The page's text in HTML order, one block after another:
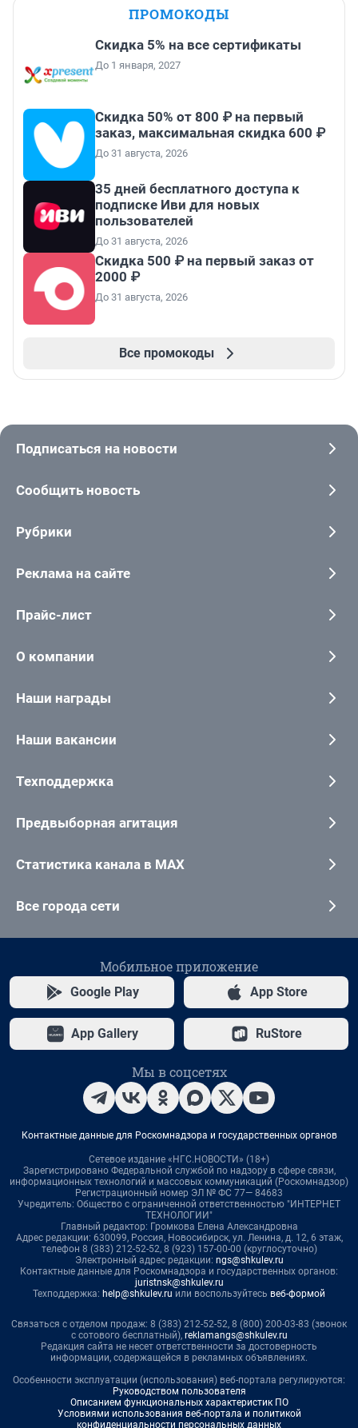
ПРОМОКОДЫ
Скидка 5% на все сертификаты
До 1 января, 2027
Скидка 50% от 800 ₽ на первый
заказ, максимальная скидка 600 ₽
До 31 августа, 2026
35 дней бесплатного доступа к
подписке Иви для новых
пользователей
До 31 августа, 2026
Скидка 500 ₽ на первый заказ от
2000 ₽
До 31 августа, 2026
Все промокоды
Подписаться на новости
Сообщить новость
Рубрики
Реклама на сайте
Прайс-лист
О компании
Наши награды
Наши вакансии
Техподдержка
Предвыборная агитация
Статистика канала в MAX
Все города сети
Мобильное приложение
Google Play App Store
App Gallery RuStore
Мы в соцсетях
Контактные данные для Роскомнадзора и государственных органов
Сетевое издание «НГС.НОВОСТИ» (18+)
Зарегистрировано Федеральной службой по надзору в сфере связи,
информационных технологий и массовых коммуникаций (Роскомнадзор)
Регистрационный номер ЭЛ № ФС 77— 84683
Учредитель: Общество с ограниченной ответственностью "ИНТЕРНЕТ
ТЕХНОЛОГИИ"
Главный редактор: Громкова Елена Александровна
Адрес редакции: 630099, Россия, Новосибирск, ул. Ленина, д. 12, 6 этаж,
телефон 8 (383) 212-52-52, 8 (923) 157-00-00 (круглосуточно)
Электронный адрес редакции: ngs@shkulev.ru
Контактные данные для Роскомнадзора и государственных органов:
juristnsk@shkulev.ru
Техподдержка: help@shkulev.ru или воспользуйтесь веб-формой
Связаться с отделом продаж: 8 (383) 212-52-52, 8 (800) 200-03-83 (звонок
с сотового бесплатный), reklamangs@shkulev.ru
Редакция сайта не несет ответственности за достоверность
информации, содержащейся в рекламных объявлениях.
Особенности эксплуатации (использования) веб-портала регулируются:
Руководством пользователя
Описанием функциональных характеристик ПО
Условиями использования веб-портала и политикой
конфиденциальности персональных данных